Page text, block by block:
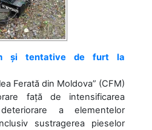
și tentative de furt la
Ferată din Moldova” (CFM)
față de intensificarea
a elementelor
sustragerea pieselor